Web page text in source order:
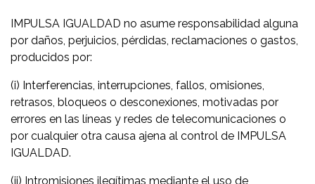
IMPULSA IGUALDAD no asume responsabilidad alguna
por daños, perjuicios, pérdidas, reclamaciones o gastos,
producidos por:
(i) Interferencias, interrupciones, fallos, omisiones,
retrasos, bloqueos o desconexiones, motivadas por
errores en las líneas y redes de telecomunicaciones o
por cualquier otra causa ajena al control de IMPULSA
IGUALDAD.
(ii) Intromisiones ilegítimas mediante el uso de